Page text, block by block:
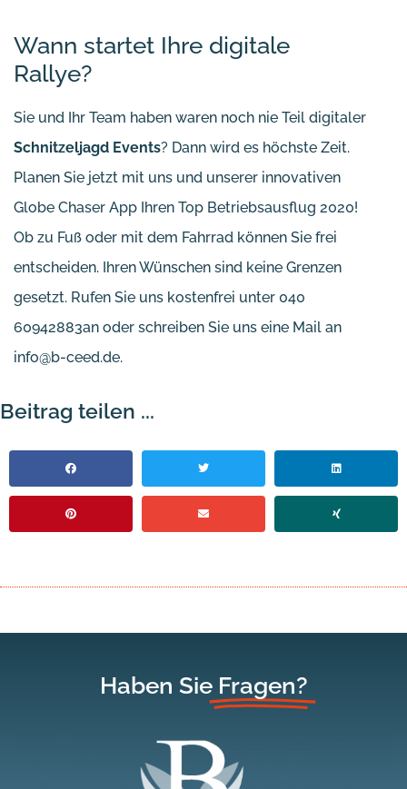
Wann startet Ihre digitale
Rallye?
Sie und Ihr Team haben waren noch nie Teil digitaler
Schnitzeljagd Events? Dann wird es höchste Zeit.
Planen Sie jetzt mit uns und unserer innovativen
Globe Chaser App Ihren Top Betriebsausflug 2020!
Ob zu Fuß oder mit dem Fahrrad können Sie frei
entscheiden. Ihren Wünschen sind keine Grenzen
gesetzt. Rufen Sie uns kostenfrei unter 040
60942883an oder schreiben Sie uns eine Mail an
info@b-ceed.de.
Beitrag teilen ...
Haben Sie Fragen?